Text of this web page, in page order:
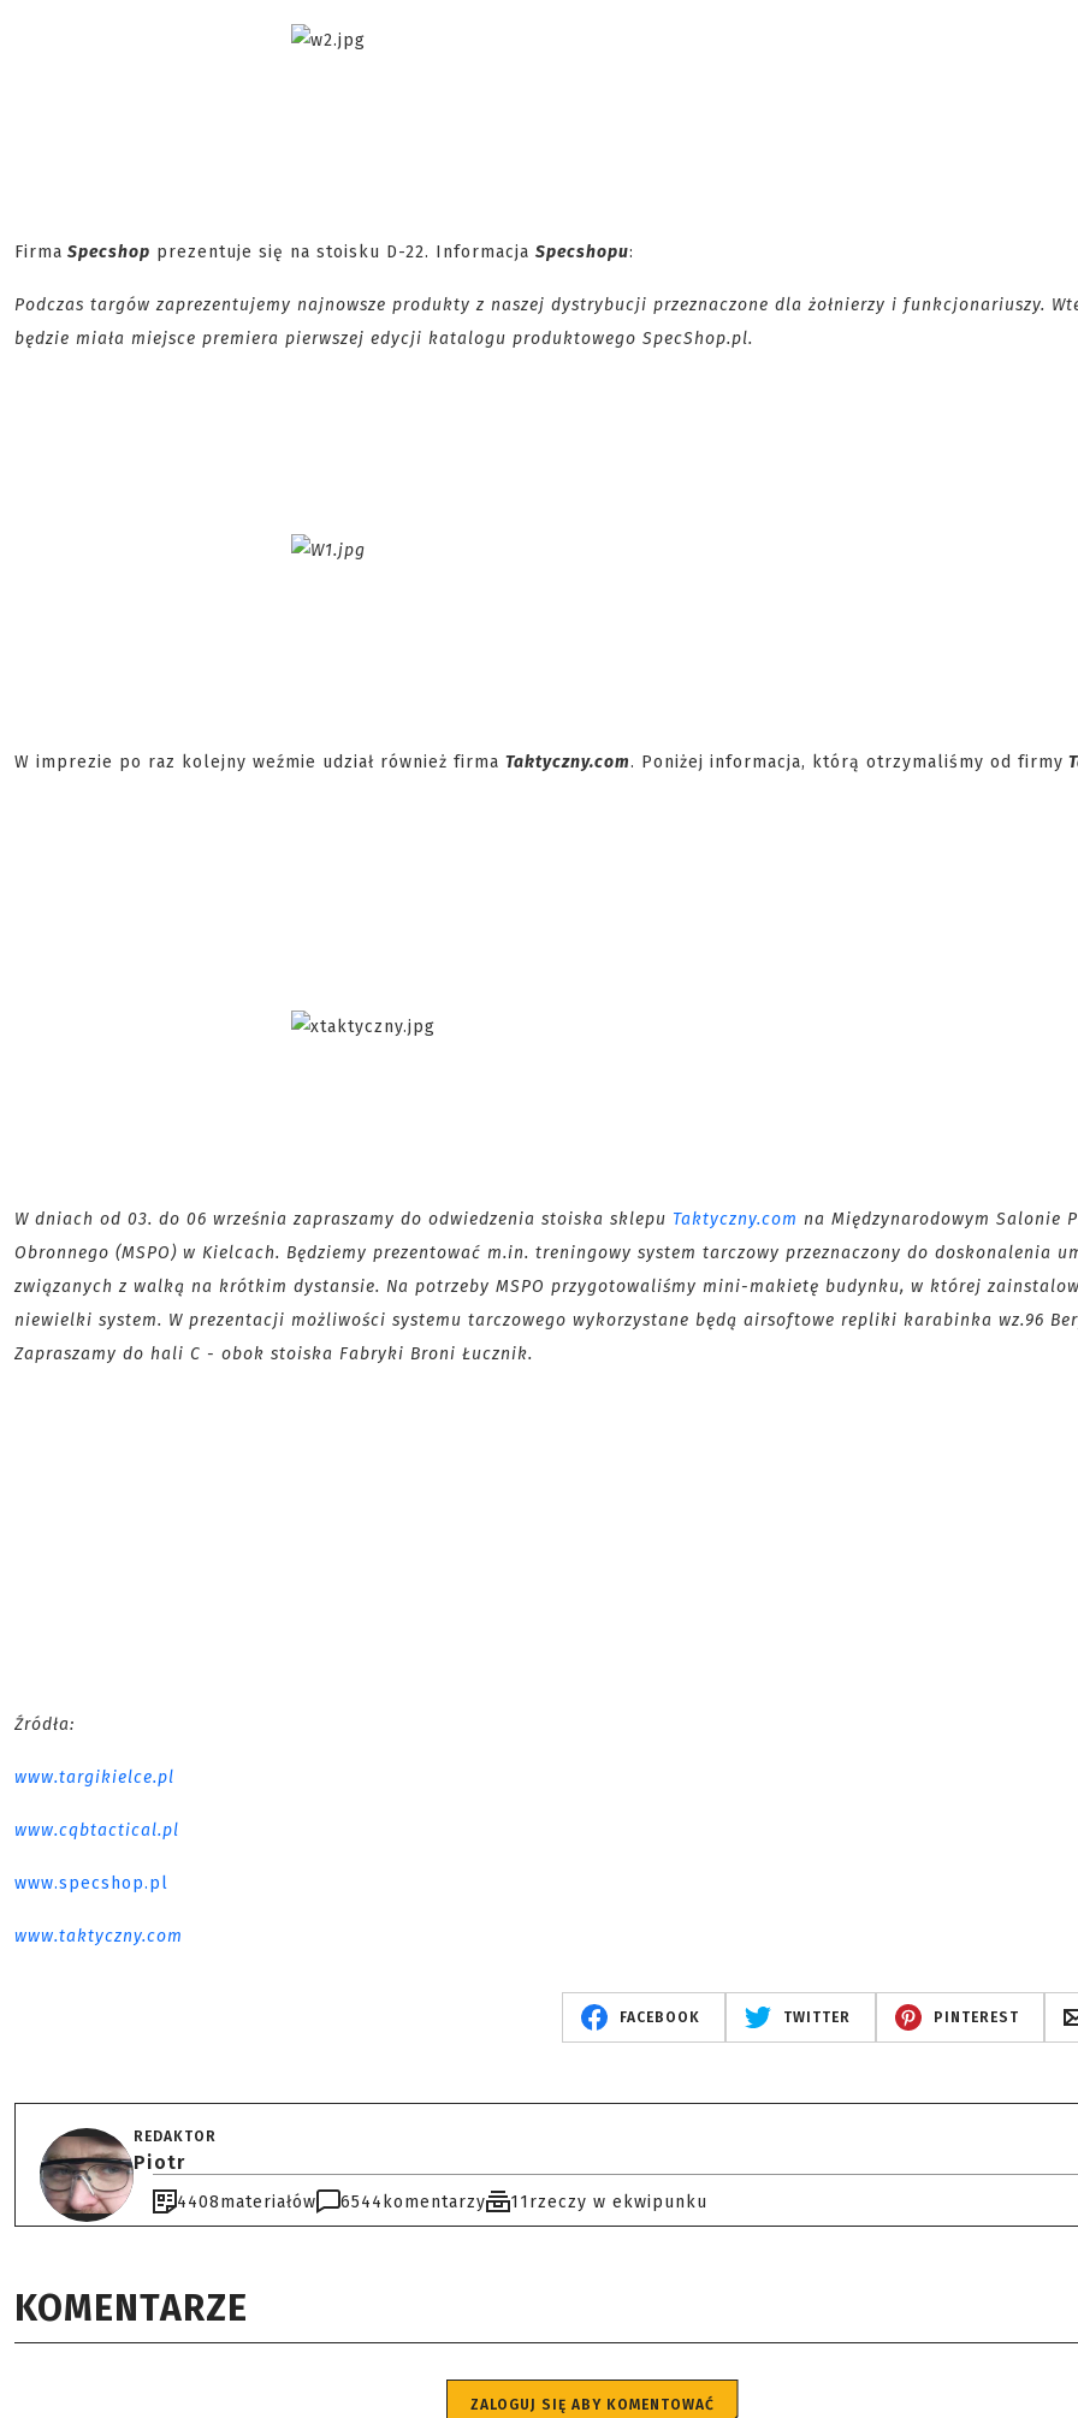
Firma Specshop prezentuje się na stoisku D-22. Informacja Specshopu:
Podczas targów zaprezentujemy najnowsze produkty z naszej dystrybucji przeznaczone dla żołnierzy i funkcjonariuszy.
będzie miała miejsce premiera pierwszej edycji katalogu produktowego SpecShop.pl.
W imprezie po raz kolejny weźmie udział również firma Taktyczny.com. Poniżej informacja, którą otrzymaliśmy od firmy
W dniach od 03. do 06 września zapraszamy do odwiedzenia stoiska sklepu Taktyczny.com na Międzynarodowym Salonie
Obronnego (MSPO) w Kielcach. Będziemy prezentować m.in. treningowy system tarczowy przeznaczony do doskonalenia
związanych z walką na krótkim dystansie. Na potrzeby MSPO przygotowaliśmy mini-makietę budynku, w której
niewielki system. W prezentacji możliwości systemu tarczowego wykorzystane będą airsoftowe repliki karabinka wz.96
Zapraszamy do hali C - obok stoiska Fabryki Broni Łucznik.
Źródła:
www.targikielce.pl
www.cqbtactical.pl
www.specshop.pl
www.taktyczny.com
FACEBOOK TWITTER PINTEREST
REDAKTOR
Piotr
4408materiałów 6544 komentarzy 11rzeczy w ekwipunku
KOMENTARZE
ZALOGUJ SIĘ ABY KOMENTOWAĆ